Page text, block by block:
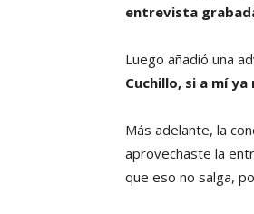
entrevista
Luego añadió una
Cuchillo, si a mí
Más adelante, la
aprovechaste la
que eso no salga,